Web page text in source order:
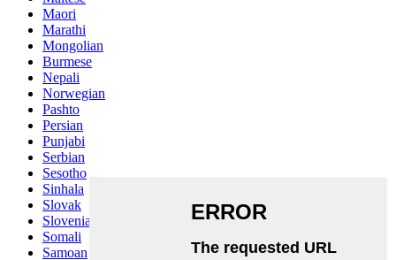
Maori
Marathi
Mongolian
Burmese
Nepali
Norwegian
Pashto
Persian
Punjabi
Serbian
Sesotho
Sinhala
Slovak
Slovenian
Somali
Samoan